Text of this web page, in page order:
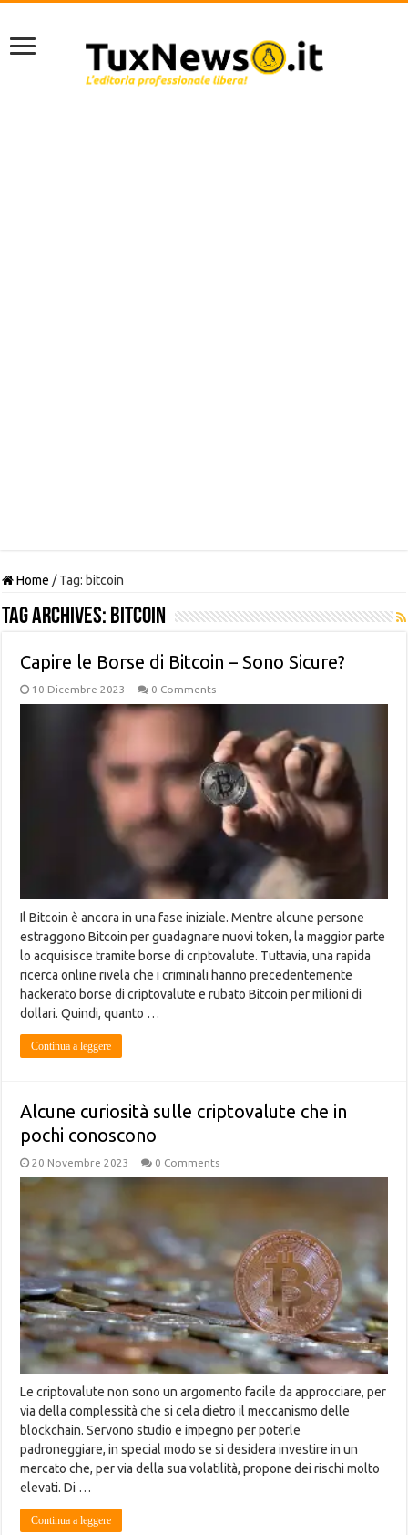
Home / Tag: bitcoin
Tag Archives: bitcoin
Capire le Borse di Bitcoin – Sono Sicure?
10 Dicembre 2023 0 Comments
Il Bitcoin è ancora in una fase iniziale. Mentre alcune persone
estraggono Bitcoin per guadagnare nuovi token, la maggior parte
lo acquisisce tramite borse di criptovalute. Tuttavia, una rapida
ricerca online rivela che i criminali hanno precedentemente
hackerato borse di criptovalute e rubato Bitcoin per milioni di
dollari. Quindi, quanto …
Continua a leggere
Alcune curiosità sulle criptovalute che in
pochi conoscono
20 Novembre 2023 0 Comments
Le criptovalute non sono un argomento facile da approcciare, per
via della complessità che si cela dietro il meccanismo delle
blockchain. Servono studio e impegno per poterle
padroneggiare, in special modo se si desidera investire in un
mercato che, per via della sua volatilità, propone dei rischi molto
elevati. Di …
Continua a leggere